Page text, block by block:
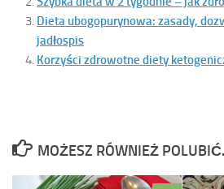
Dieta ubogopurynowa: zasady,
jadłospis
Korzyści zdrowotne diety
MOŻESZ RÓWNIEŻ